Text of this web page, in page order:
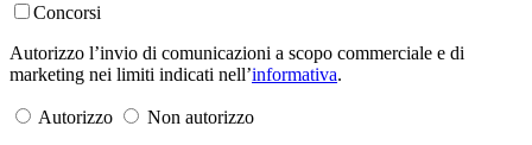
Concorsi
Autorizzo l’invio di comunicazioni a scopo commerciale e di
marketing nei limiti indicati nell’informativa.
Autorizzo
Non autorizzo